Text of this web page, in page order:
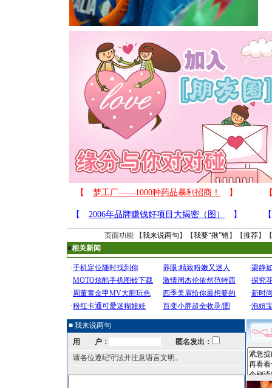
页面功能 【我来说两句 】【我要“揪”错】【推荐】
■相关新闻
■ 我来说两句
用 户：
匿名发出：
请各位遵纪守法并注意语言文明。